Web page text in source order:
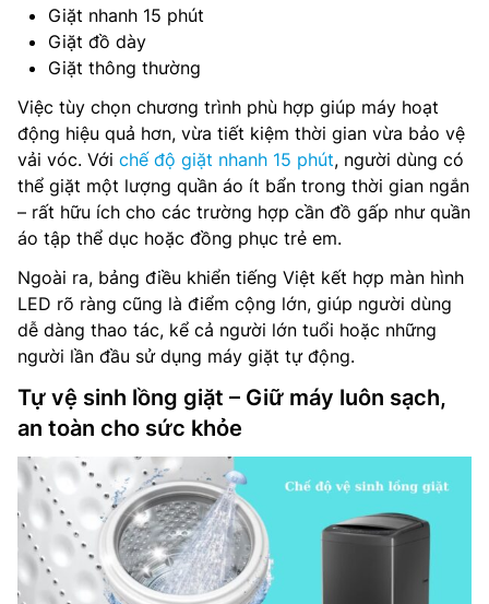
Giặt nhanh 15 phút
Giặt đồ dày
Giặt thông thường
Việc tùy chọn chương trình phù hợp giúp máy hoạt
động hiệu quả hơn, vừa tiết kiệm thời gian vừa bảo vệ
vải vóc. Với chế độ giặt nhanh 15 phút, người dùng có
thể giặt một lượng quần áo ít bẩn trong thời gian ngắn
– rất hữu ích cho các trường hợp cần đồ gấp như quần
áo tập thể dục hoặc đồng phục trẻ em.
Ngoài ra, bảng điều khiển tiếng Việt kết hợp màn hình
LED rõ ràng cũng là điểm cộng lớn, giúp người dùng
dễ dàng thao tác, kể cả người lớn tuổi hoặc những
người lần đầu sử dụng máy giặt tự động.
Tự vệ sinh lồng giặt – Giữ máy luôn sạch,
an toàn cho sức khỏe